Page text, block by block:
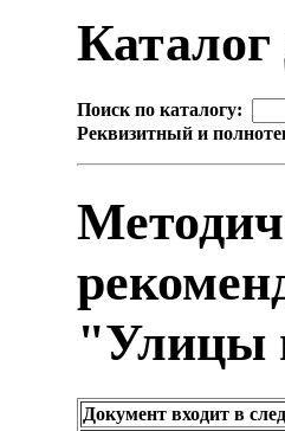
Поиск по каталогу:
Реквизитный и
"Улицы
Документ входит в